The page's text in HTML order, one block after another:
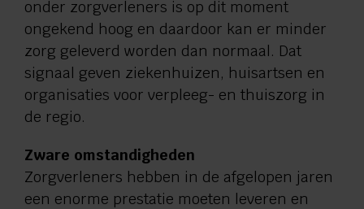
onder zorgverleners is op dit moment
ongekend hoog en daardoor kan er minder
zorg geleverd worden dan normaal. Dat
signaal geven ziekenhuizen, huisartsen en
organisaties voor verpleeg- en thuiszorg in
de regio.
Zware omstandigheden
Zorgverleners hebben in de afgelopen jaren
een enorme prestatie moeten leveren en